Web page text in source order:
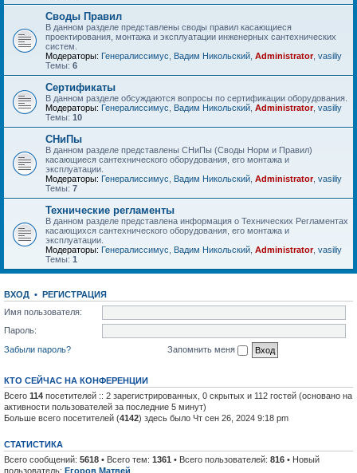
Своды Правил
В данном разделе представлены своды правил касающиеся
проектирования, монтажа и эксплуатации инженерных сантехнических
систем.
Модераторы: Генералиссимус Вадим Никольский Administrator, vasiliy
Темы: 6
Сертификаты
В данном разделе обсуждаются вопросы по сертификации оборудования.
Модераторы: Генералиссимус Вадим Никольский Administrator, vasiliy
Темы: 10
СНиПы
В данном разделе представлены СНиПы (Своды Норм и Правил)
касающиеся сантехнического оборудования, его монтажа и
эксплуатации.
Модераторы: Генералиссимус Вадим Никольский Administrator, vasiliy
Темы: 7
Технические регламенты
В данном разделе представлена информация о Технических Регламентах
касающихся сантехнического оборудования, его монтажа и
эксплуатации.
Модераторы: Генералиссимус Вадим Никольский Administrator, vasiliy
Темы: 1
ВХОД • РЕГИСТРАЦИЯ
Имя пользователя:
Пароль:
Забыли пароль?
Запомнить меня
КТО СЕЙЧАС НА КОНФЕРЕНЦИИ
Всего 114 посетителей :: 2 зарегистрированных, 0 скрытых и 112 гостей (основано на
активности пользователей за последние 5 минут)
Больше всего посетителей (4142) здесь было Чт сен 26, 2024 9:18 pm
СТАТИСТИКА
Всего сообщений: 5618 • Всего тем: 1361 • Всего пользователей: 816 • Новый
пользователь: Егоров Матвей